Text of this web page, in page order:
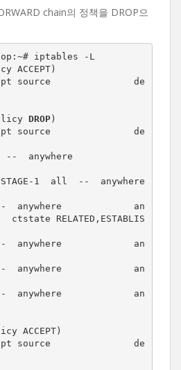
chain의 정책을 DROP으
iptables -L
ACCEPT)
source               de
DROP)
source               de
--  anywhere
STAGE-1  all  --  anywhere
anywhere             an
RELATED,ESTABLIS
--  anywhere             an
anywhere             an
anywhere             an
ACCEPT)
source               de